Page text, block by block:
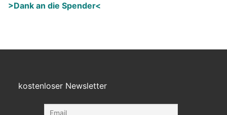
>Dank an die Spender<
kostenloser Newsletter